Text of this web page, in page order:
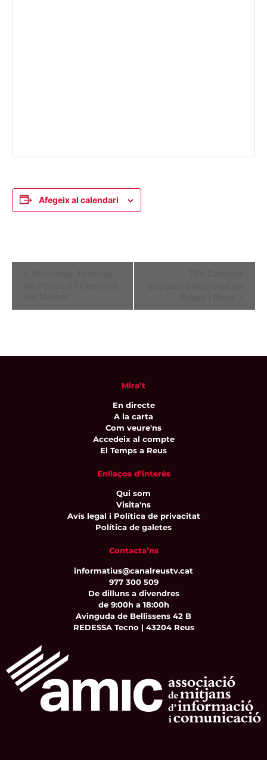
Afegeix al calendari
Mira’t
En directe
A la carta
Com veure'ns
Accedeix al compte
El Temps a Reus
Enllaços d’interès
Qui som
Visita'ns
Avís legal i Política de privacitat
Política de galetes
Contacta’ns
informatius@canalreustv.cat
977 300 509
De dilluns a divendres
de 9:00h a 18:00h
Avinguda de Bellissens 42 B
REDESSA Tecno | 43204 Reus